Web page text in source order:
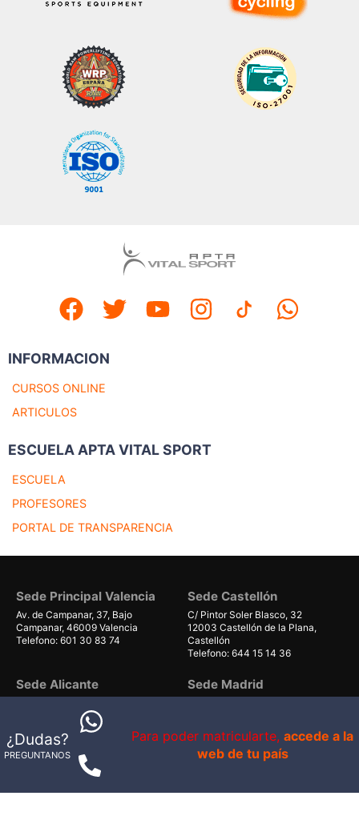
¿Dudas?
PREGUNTANOS
Para poder matricularte,accede a la
web de tu país
INFORMACION
CURSOS ONLINE
ARTICULOS
ESCUELA APTA VITAL SPORT
ESCUELA
PROFESORES
PORTAL DE TRANSPARENCIA
Sede Principal Valencia
Av. de Campanar, 37, Bajo
Campanar, 46009 Valencia
Telefono: 601 30 83 74
Sede Castellón
C/ Pintor Soler Blasco, 32
12003 Castellón de la Plana,
Castellón
Telefono: 644 15 14 36
Sede Alicante
03550 Sant Joan d'Alacant,
Telefono: 644 35 04 03
Sede Madrid
Sede Gran Canaria
Avenida de Gáldar 56, planta 1
Carrer Can Valero 31, Nave 8,